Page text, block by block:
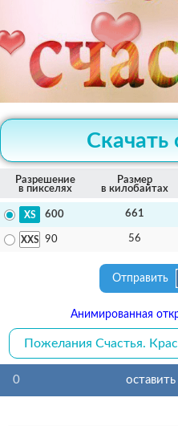
Скачать
Разрешение
в пикселях
Размер
в килобайтах
600 661
90 56
Отправить
Анимированная
Пожелания Счастья.
0